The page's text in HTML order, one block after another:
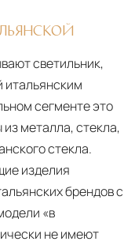
светильник,
итальянским
сегменте это
металла, стекла,
стекла.
изделия
брендов с
«в
не имеют